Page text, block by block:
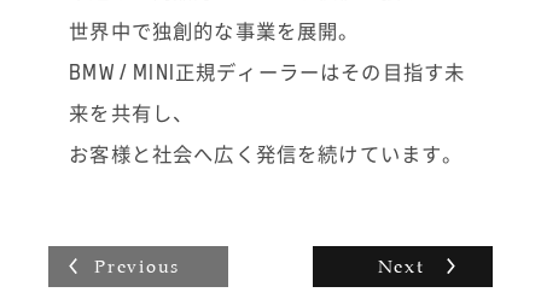
には自分のクルマのように楽しくお話させて
いただいています。
事故や故障の際に「どうしたらいいかわから
り、ロード・サービスなどをすべて手配して
一番早く済む方法をご提案し、安心していた
がいを感じます。
世界中で独創的な事業を展開。
BMW / MINI正規ディーラーはその目指す未
来を共有し、
お客様と社会へ広く発信を続けています。
Previous Next